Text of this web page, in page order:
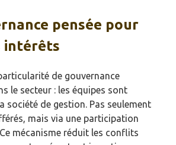
pensée pour
intérêts
de gouvernance
le secteur : les équipes sont
société de gestion. Pas seulement
mais via une participation
mécanisme réduit les conflits